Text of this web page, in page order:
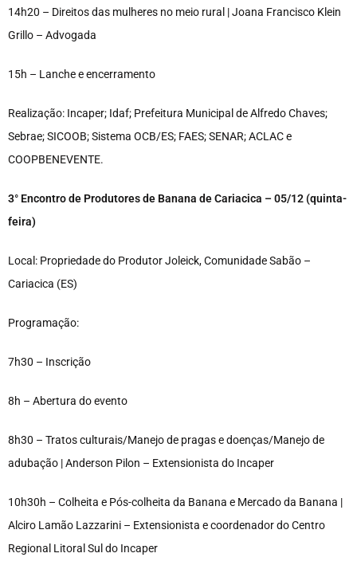
14h20 – Direitos das mulheres no meio rural | Joana Francisco Klein
Grillo – Advogada
15h – Lanche e encerramento
Realização: Incaper; Idaf; Prefeitura Municipal de Alfredo Chaves;
Sebrae; SICOOB; Sistema OCB/ES; FAES; SENAR; ACLAC e
COOPBENEVENTE.
3° Encontro de Produtores de Banana de Cariacica – 05/12 (quinta-
feira)
Local: Propriedade do Produtor Joleick, Comunidade Sabão –
Cariacica (ES)
Programação:
7h30 – Inscrição
8h – Abertura do evento
8h30 – Tratos culturais/Manejo de pragas e doenças/Manejo de
adubação | Anderson Pilon – Extensionista do Incaper
10h30h – Colheita e Pós-colheita da Banana e Mercado da Banana |
Alciro Lamão Lazzarini – Extensionista e coordenador do Centro
Regional Litoral Sul do Incaper